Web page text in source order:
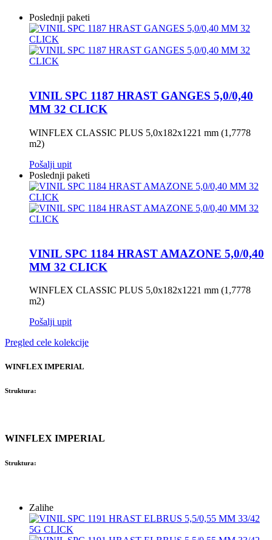
Poslednji paketi
VINIL SPC 1187 HRAST GANGES 5,0/0,40
MM 32 CLICK
WINFLEX CLASSIC PLUS 5,0x182x1221 mm (1,7778
m2)
Pošalji upit
Poslednji paketi
VINIL SPC 1184 HRAST AMAZONE 5,0/0,40
MM 32 CLICK
WINFLEX CLASSIC PLUS 5,0x182x1221 mm (1,7778
m2)
Pošalji upit
Pregled cele kolekcije
WINFLEX IMPERIAL
Struktura:
WINFLEX IMPERIAL
Struktura:
Zalihe